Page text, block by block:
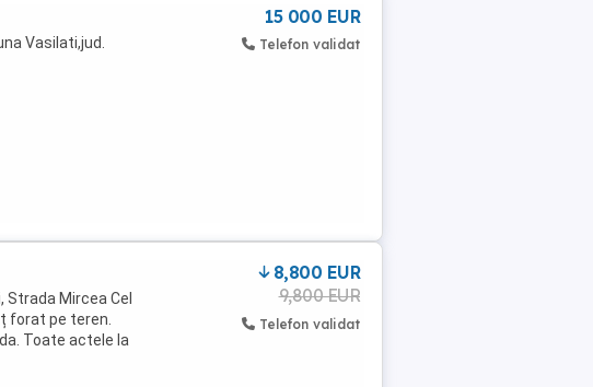
Vasilati,jud.
15 000 EUR
Telefon validat
Mircea Cel
forat pe teren.
Toate actele la
8,800 EUR
9,800 EUR
Telefon validat